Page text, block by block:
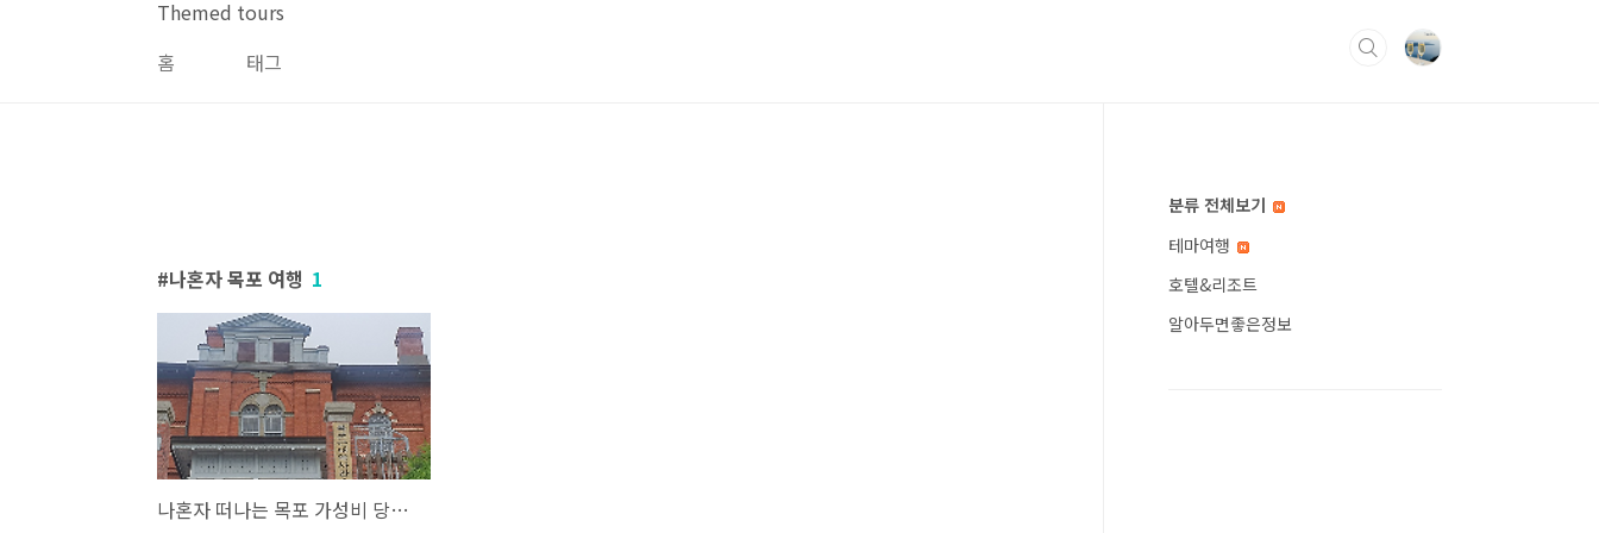
Themed tours
홈
태그
나혼자 목포 여행 1
나혼자 떠나는 목포 가성비 당일치기 여행코스 (feat. 박나래 맛집 투어)
분류 전체보기
테마여행
호텔&리조트
알아두면좋은정보